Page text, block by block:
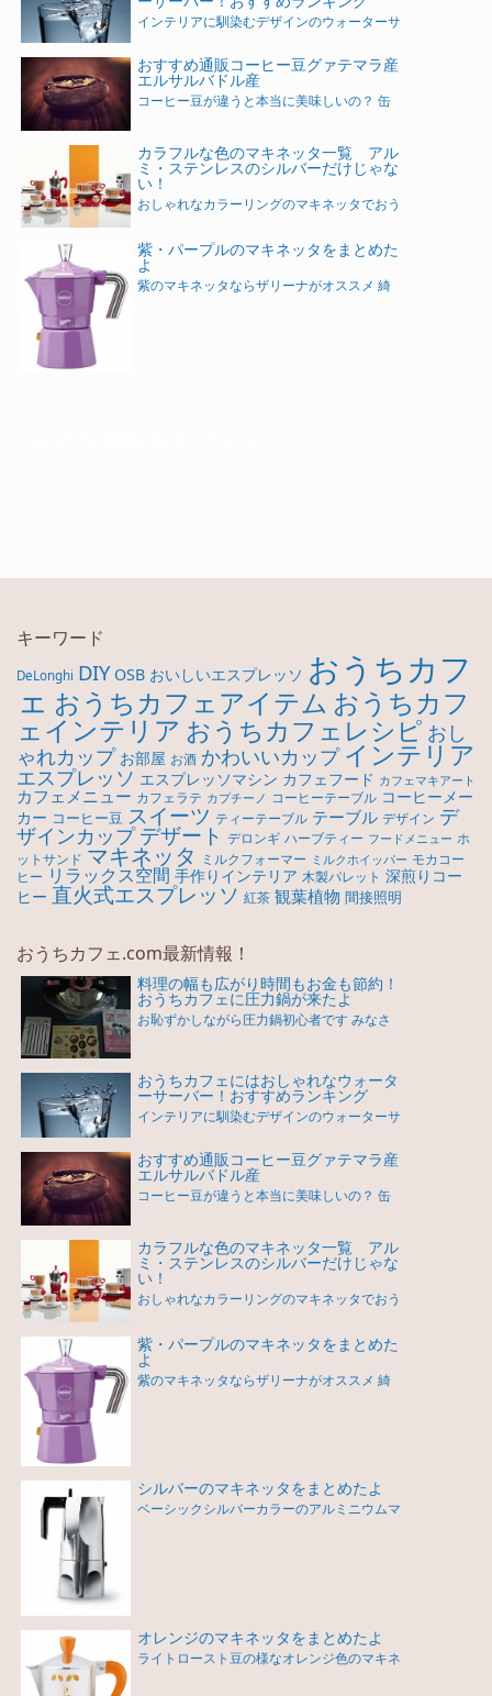
インテリアに馴染むデザインのウォーターサ
おすすめ通販コーヒー豆グァテマラ産
エルサルバドル産
コーヒー豆が違うと本当に美味しいの？ 缶
カラフルな色のマキネッタ一覧 アル
ミ・ステンレスのシルバーだけじゃな
い！
おしゃれなカラーリングのマキネッタでおう
紫・パープルのマキネッタをまとめた
よ
紫のマキネッタならザリーナがオススメ 綺
キーワード
DeLonghi DIY OSB おいしいエスプレッソ おうちカフ
ェ おうちカフェアイテム おうちカフ
ェインテリア おうちカフェレシピ おし
ゃれカップ お部屋 お酒 かわいいカップ インテリア
エスプレッソ エスプレッソマシン カフェフード カフェマキアート
カフェメニュー カフェラテ カプチーノ コーヒーテーブル コーヒーメー
カー コーヒー豆 スイーツ ティーテーブル テーブル デザイン デ
ザインカップ デザート デロンギ ハーブティー フードメニュー ホ
ットサンド マキネッタ ミルクフォーマー ミルクホイッパー モカコー
ヒー リラックス空間 手作りインテリア 木製パレット 深煎りコー
ヒー 直火式エスプレッソ 紅茶 観葉植物 間接照明
おうちカフェ.com最新情報！
料理の幅も広がり時間もお金も節約！
おうちカフェに圧力鍋が来たよ
お恥ずかしながら圧力鍋初心者です みなさ
おうちカフェにはおしゃれなウォータ
ーサーバー！おすすめランキング
インテリアに馴染むデザインのウォーターサ
おすすめ通販コーヒー豆グァテマラ産
エルサルバドル産
コーヒー豆が違うと本当に美味しいの？ 缶
カラフルな色のマキネッタ一覧 アル
ミ・ステンレスのシルバーだけじゃな
い！
おしゃれなカラーリングのマキネッタでおう
紫・パープルのマキネッタをまとめた
よ
紫のマキネッタならザリーナがオススメ 綺
シルバーのマキネッタをまとめたよ
ベーシックシルバーカラーのアルミニウムマ
オレンジのマキネッタをまとめたよ
ライトロースト豆の様なオレンジ色のマキネ